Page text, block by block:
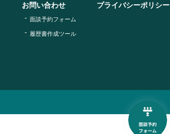
お問い合わせ
面談予約フォーム
履歴書作成ツール
プライバシーポリシー